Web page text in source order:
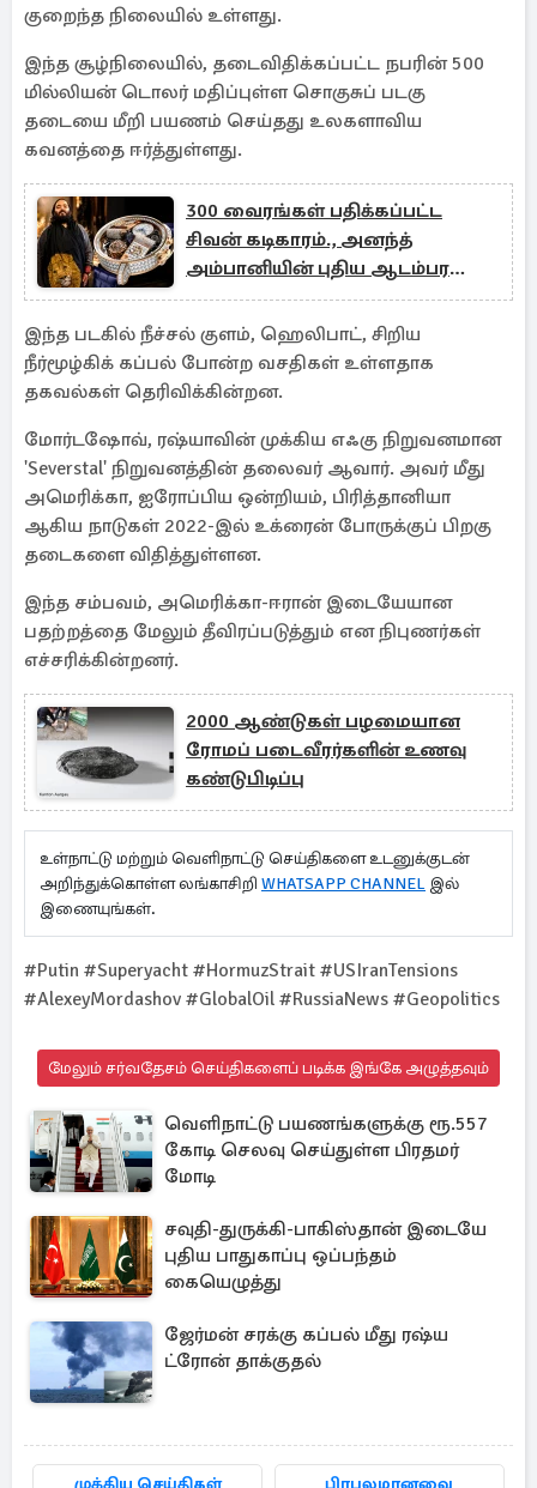
குறைந்த நிலையில் உள்ளது.
இந்த சூழ்நிலையில், தடைவிதிக்கப்பட்ட நபரின் 500
மில்லியன் டொலர் மதிப்புள்ள சொகுசுப் படகு
தடையை மீறி பயணம் செய்தது உலகளாவிய
கவனத்தை ஈர்த்துள்ளது.
300 வைரங்கள் பதிக்கப்பட்ட
சிவன் கடிகாரம்., அனந்த்
அம்பானியின் புதிய ஆடம்பர
கலெக்ஷன்
இந்த படகில் நீச்சல் குளம், ஹெலிபாட், சிறிய
நீர்மூழ்கிக் கப்பல் போன்ற வசதிகள் உள்ளதாக
தகவல்கள் தெரிவிக்கின்றன.
மோர்டஷோவ், ரஷ்யாவின் முக்கிய எஃகு நிறுவனமான
'Severstal' நிறுவனத்தின் தலைவர் ஆவார். அவர் மீது
அமெரிக்கா, ஐரோப்பிய ஒன்றியம், பிரித்தானியா
ஆகிய நாடுகள் 2022-இல் உக்ரைன் போருக்குப் பிறகு
தடைகளை விதித்துள்ளன.
இந்த சம்பவம், அமெரிக்கா-ஈரான் இடையேயான
பதற்றத்தை மேலும் தீவிரப்படுத்தும் என நிபுணர்கள்
எச்சரிக்கின்றனர்.
2000 ஆண்டுகள் பழமையான
ரோமப் படைவீரர்களின் உணவு
கண்டுபிடிப்பு
உள்நாட்டு மற்றும் வெளிநாட்டு செய்திகளை உடனுக்குடன்
அறிந்துக்கொள்ள லங்காசிறி WHATSAPP CHANNEL இல்
இணையுங்கள்.
#Putin #Superyacht #HormuzStrait #USIranTensions
#AlexeyMordashov #GlobalOil #RussiaNews #Geopolitics
மேலும் சர்வதேசம் செய்திகளைப் படிக்க இங்கே அழுத்தவும்
வெளிநாட்டு பயணங்களுக்கு ரூ.557
கோடி செலவு செய்துள்ள பிரதமர்
மோடி
சவுதி-துருக்கி-பாகிஸ்தான் இடையே
புதிய பாதுகாப்பு ஒப்பந்தம்
கையெழுத்து
ஜேர்மன் சரக்கு கப்பல் மீது ரஷ்ய
ட்ரோன் தாக்குதல்
முக்கிய செய்திகள் பிரபலமானவை